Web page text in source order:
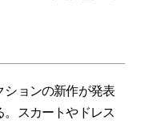
ションの新作が発表
。スカートやドレス